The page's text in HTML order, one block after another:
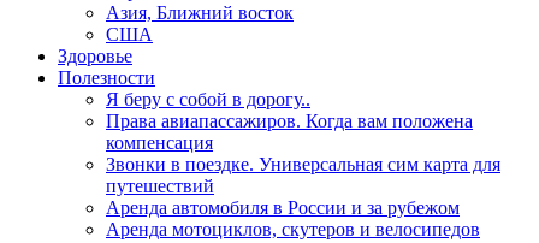
Азия, Ближний восток
США
Здоровье
Полезности
Я беру с собой в дорогу..
Права авиапассажиров. Когда вам положена
компенсация
Звонки в поездке. Универсальная сим карта для
путешествий
Аренда автомобиля в России и за рубежом
Аренда мотоциклов, скутеров и велосипедов